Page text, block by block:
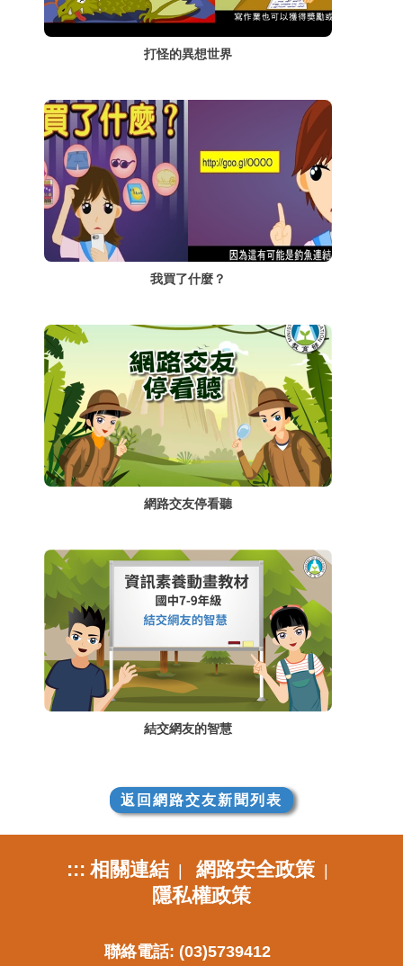
打怪的異想世界
我買了什麼？
網路交友停看聽
結交網友的智慧
返回網路交友新聞列表
::: 相關連結| 網路安全政策|
隱私權政策
聯絡電話: (03)5739412